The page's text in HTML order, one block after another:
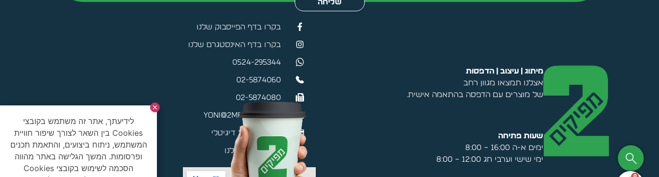
0
שליחה
מיתוג | עיצוב | הדפסות
אצלנו תמצאו מגוון רחב
של מוצרים עם הדפסה בהתאמה אישית.
שעות פתיחה
ימים א-ה 16:00 – 8:00
ימי שישי וערבי חג 12:00 – 8:00
בקרו בדף הפייסבוק שלנו
בקרו בדף האינסטגרם שלנו
0524-295344
02-5874060
02-5874080
yoni@2mefikim.co.il
כרטיס ביקור דיגיטלי
האפליקציה שלנו
לידיעתך, אתר זה משתמש בקובצי
Cookies בין השאר לצורך שיפור חוויית
המשתמש, ניתוח ביצועים, והתאמת תכנים
ופרסומות. המשך הגלישה באתר מהווה
הסכמה לשימוש בקובצי Cookies